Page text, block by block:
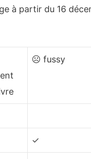
à partir du 16
☹ fussy
✓